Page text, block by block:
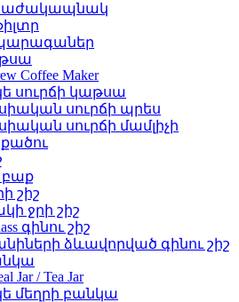
Coffee Maker
սուրճի կաթսա
սուրճի պրես
սուրճի մամլիչի
բաք
շիշ
ջրի շիշ
գինու շիշ
ձևավորված գինու շիշ
Jar / Tea Jar
մեղրի բանկա